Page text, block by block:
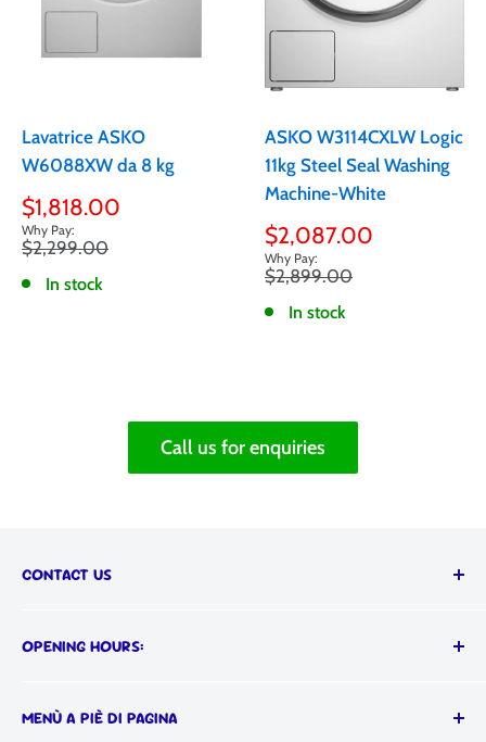
Lavatrice ASKO
W6088XW da 8 kg
Prezzo
scontato
$1,818.00
Prezzo
$2,299.00
In stock
ASKO W3114CXLW Logic
11kg Steel Seal Washing
Machine-White
Prezzo
scontato
$2,087.00
Prezzo
$2,899.00
In stock
Call us for enquiries
CONTACT US
📞(03) 9555 1366
Visit our showroom:
OPENING HOURS:
SAT: 9AM - 4PM
MENÙ A PIÈ DI PAGINA